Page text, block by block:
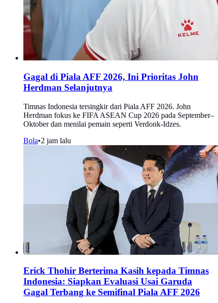
Gagal di Piala AFF 2026, Ini Prioritas John
Herdman Selanjutnya
Timnas Indonesia tersingkir dari Piala AFF 2026. John
Herdman fokus ke FIFA ASEAN Cup 2026 pada September–
Oktober dan menilai pemain seperti Verdonk-Idzes.
Bola•2 jam lalu
Erick Thohir Berterima Kasih kepada Timnas
Indonesia: Siapkan Evaluasi Usai Garuda
Gagal Terbang ke Semifinal Piala AFF 2026